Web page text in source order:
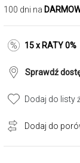
100 dni na
15 x RATY 0%
Sprawdź
Dodaj do listy
Dodaj do